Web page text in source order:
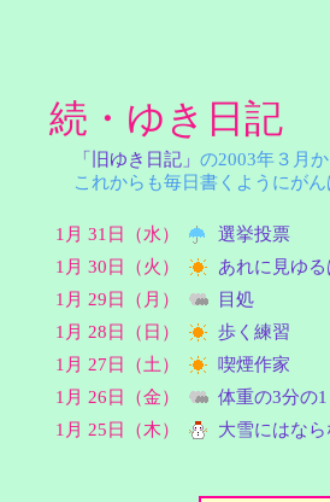
続・ゆき日記
「旧ゆき日記」 の2003年３月
これからも毎日書くようにが
1月 31日（水）
選挙投票
1月 30日（火）
あれに見ゆ
1月 29日（月）
目処
1月 28日（日）
歩く練習
1月 27日（土）
喫煙作家
1月 26日（金）
体重の3分の1
1月 25日（木）
大雪にはなら